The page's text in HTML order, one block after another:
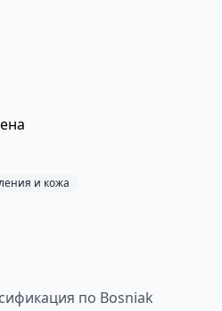
и кожа
по Bosniak